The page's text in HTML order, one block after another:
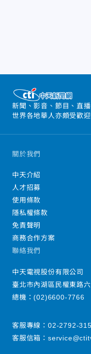
新聞、影音、節目、直
世界各地華人亦頗受歡
關於我們
中天介紹
人才招募
使用條款
隱私權條款
免責聲明
商務合作方案
聯絡我們
中天電視股份有限公司
臺北市內湖區民權東路
總機：(02)6600-7766
客服專線： 02-2792-
客服信箱：